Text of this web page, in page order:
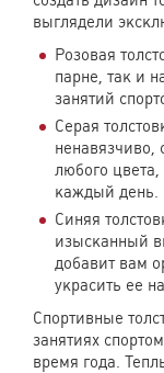
выглядели
Розовая
парне, так и
занятий
Серая
ненавязчиво,
любого
каждый день.
Синяя
изысканный
добавит вам
украсить ее
Спортивные
занятиях
время года.